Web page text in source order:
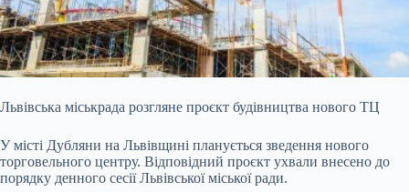
Львівська міськрада розгляне проєкт будівництва нового ТЦ
У місті Дубляни на Львівщині планується зведення нового
торговельного центру. Відповідний проєкт ухвали внесено до
порядку денного сесії Львівської міської ради.